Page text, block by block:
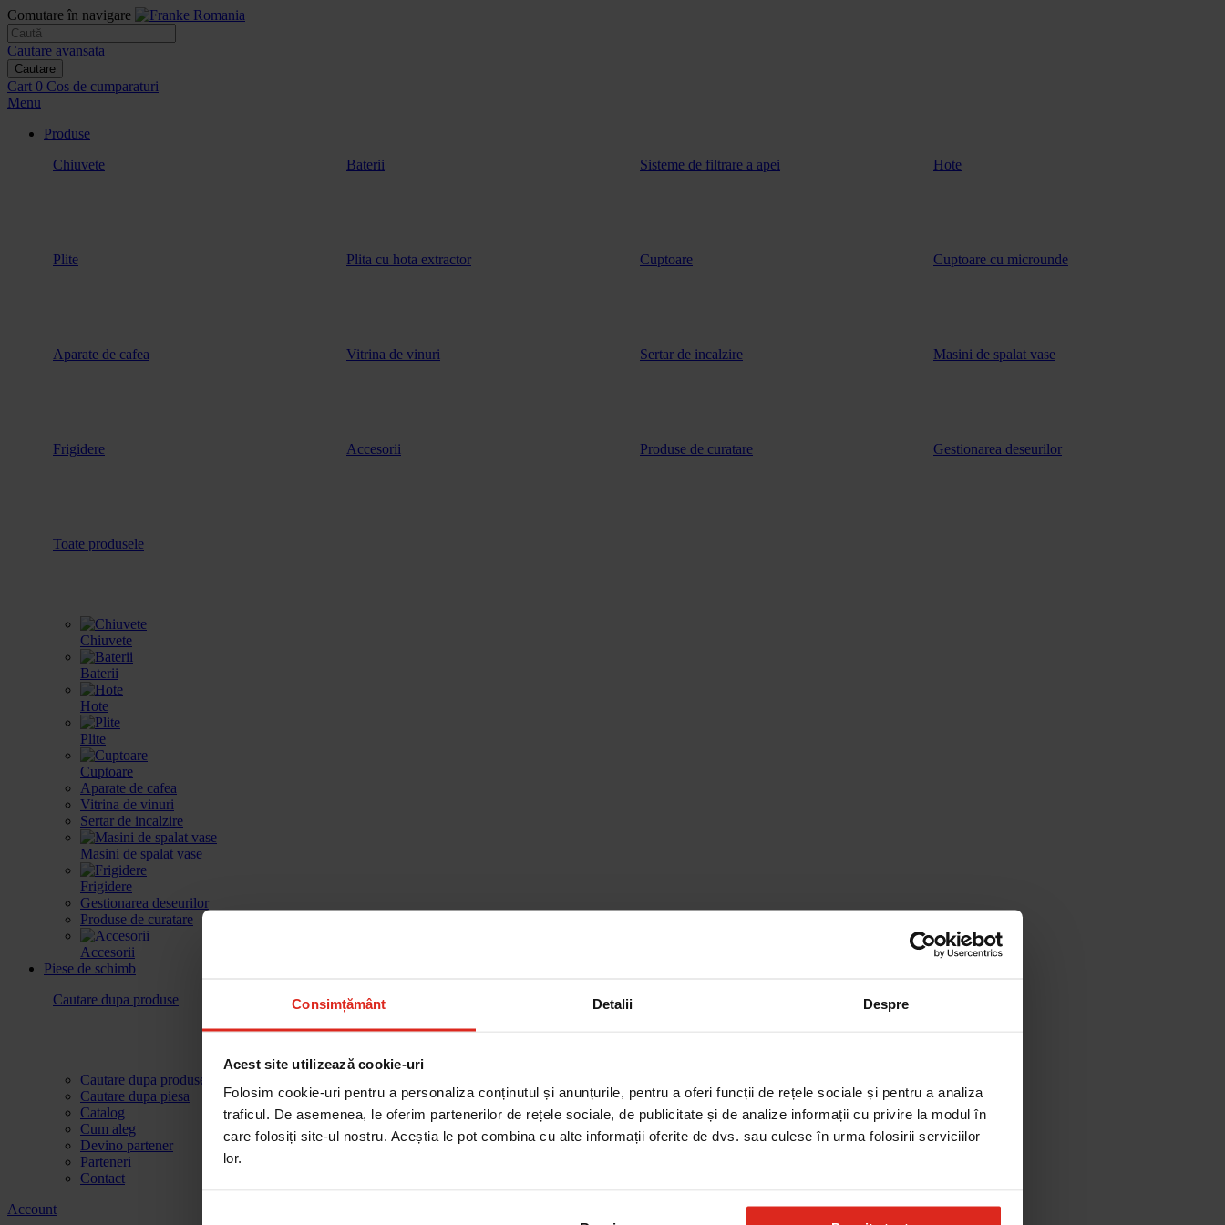
Consimțământ Detalii Despre
Acest site utilizează cookie-uri
Folosim cookie-uri pentru a personaliza conținutul și anunțurile, pentru a oferi funcții de rețele sociale și pentru a analiza
traficul. De asemenea, le oferim partenerilor de rețele sociale, de publicitate și de analize informații cu privire la modul în
care folosiți site-ul nostru. Aceștia le pot combina cu alte informații oferite de dvs. sau culese în urma folosirii serviciilor
lor.
Comutare în navigare
Cautare avansata
Cautare
Cart 0 Cos de cumparaturi
Menu
Produse
Chiuvete
Baterii Sisteme de filtrare a apei Hote
Plite Plita cu hota extractor Cuptoare Cuptoare cu microunde
Aparate de cafea Vitrina de vinuri Sertar de incalzire Masini de spalat vase
Frigidere Accesorii Produse de curatare Gestionarea deseurilor
Toate produsele
Chiuvete
Baterii
Hote
Plite
Cuptoare
Aparate de cafea
Vitrina de vinuri
Sertar de incalzire
Masini de spalat vase
Frigidere
Gestionarea deseurilor
Produse de curatare
Accesorii
Piese de schimb
Cautare dupa produse
Cautare dupa produse
Cautare dupa piesa
Catalog
Cum aleg
Devino partener
Parteneri
Contact
Account